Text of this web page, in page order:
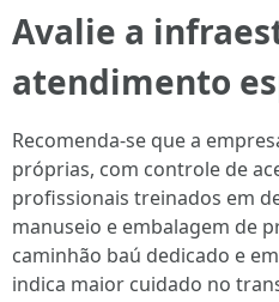
Avalie a
atendimento
Recomenda-se que a
próprias, com controle de
profissionais treinados em
manuseio e embalagem de
caminhão baú dedicado e
indica maior cuidado no